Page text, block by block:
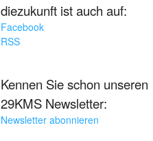
diezukunft ist auch auf:
Facebook
RSS
Kennen Sie schon unseren
29KMS Newsletter:
Newsletter abonnieren